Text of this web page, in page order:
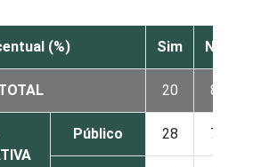
(%) Sim Não
20 80
Público 28 72